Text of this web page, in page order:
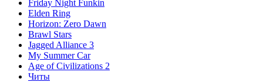
Friday Night Funkin
Elden Ring
Horizon: Zero Dawn
Brawl Stars
Jagged Alliance 3
My Summer Car
Age of Civilizations 2
Читы